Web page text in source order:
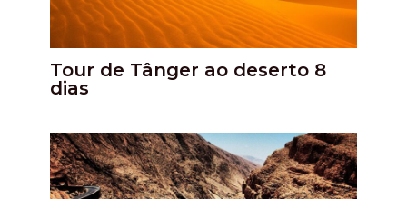
Tour de Tânger ao deserto 8
dias